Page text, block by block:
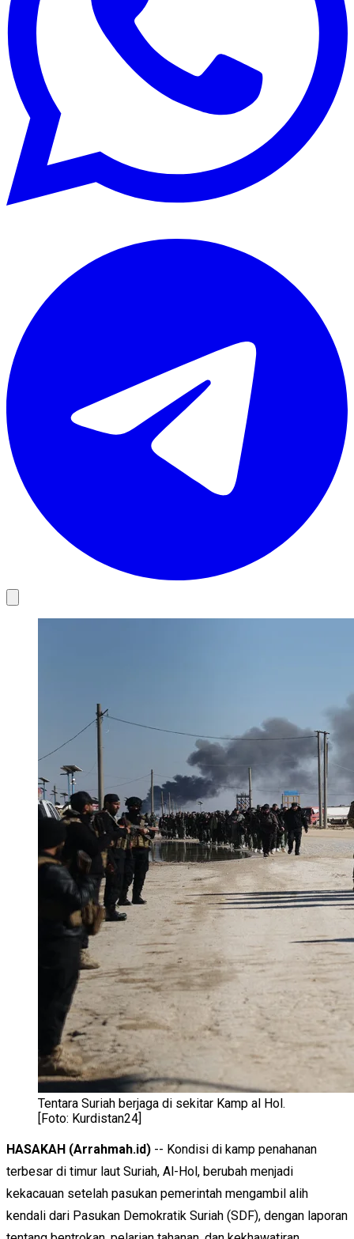
Tentara Suriah berjaga di sekitar Kamp al Hol.
[Foto: Kurdistan24]
HASAKAH (Arrahmah.id) -- Kondisi di kamp penahanan
terbesar di timur laut Suriah, Al-Hol, berubah menjadi
kekacauan setelah pasukan pemerintah mengambil alih
kendali dari Pasukan Demokratik Suriah (SDF), dengan laporan